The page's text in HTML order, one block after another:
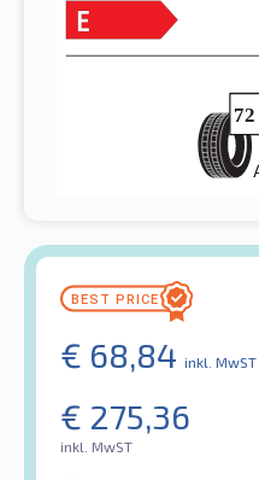
€ 68,84 inkl. MwST
€ 275,36
inkl. MwST